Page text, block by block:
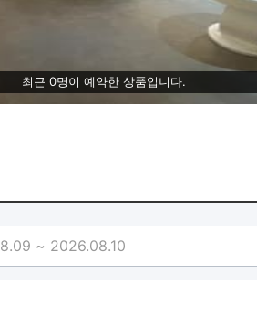
최근 0명이 예약한 상품입니다.